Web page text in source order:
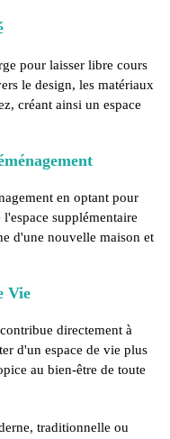
pour laisser libre cours
le design, les matériaux
créant ainsi un espace
en optant pour
supplémentaire
d'une nouvelle maison et
Vie
directement à
d'un espace de vie plus
au bien-être de toute
traditionnelle ou